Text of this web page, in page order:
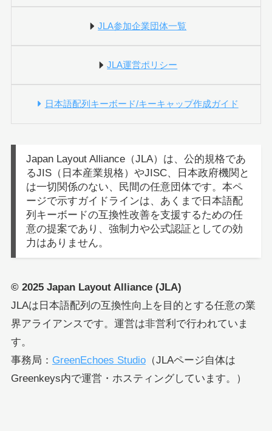
JLA参加企業団体一覧
JLA運営ポリシー
日本語配列キーボード/キーキャップ作成ガイド
Japan Layout Alliance（JLA）は、公的規格であ
るJIS（日本産業規格）やJISC、日本政府機関と
は一切関係のない、民間の任意団体です。本ペ
ージで示すガイドラインは、あくまで日本語配
列キーボードの互換性改善を支援するための任
意の提案であり、強制力や公式認証としての効
力はありません。
© 2025 Japan Layout Alliance (JLA)
JLAは日本語配列の互換性向上を目的とする任意の業
界アライアンスです。運営は非営利で行われていま
す。
事務局： GreenEchoes Studio（JLAページ自体は
Greenkeys内で運営・ホスティングしています。）